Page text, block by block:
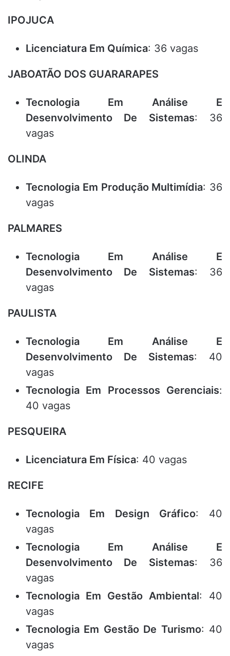
IPOJUCA
Licenciatura Em Química: 36 vagas
JABOATÃO DOS GUARARAPES
Tecnologia Em Análise E
Desenvolvimento De Sistemas: 36
vagas
OLINDA
Tecnologia Em Produção Multimídia: 36
vagas
PALMARES
Tecnologia Em Análise E
Desenvolvimento De Sistemas: 36
vagas
PAULISTA
Tecnologia Em Análise E
Desenvolvimento De Sistemas: 40
vagas
Tecnologia Em Processos Gerenciais:
40 vagas
PESQUEIRA
Licenciatura Em Física: 40 vagas
RECIFE
Tecnologia Em Design Gráfico: 40
vagas
Tecnologia Em Análise E
Desenvolvimento De Sistemas: 36
vagas
Tecnologia Em Gestão Ambiental: 40
vagas
Tecnologia Em Gestão De Turismo: 40
vagas